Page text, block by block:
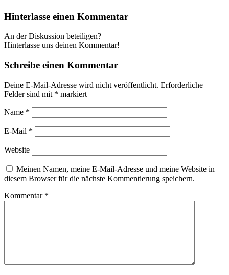
Hinterlasse einen Kommentar
An der Diskussion beteiligen?
Hinterlasse uns deinen Kommentar!
Schreibe einen Kommentar
Deine E-Mail-Adresse wird nicht veröffentlicht. Erforderliche
Felder sind mit * markiert
Name *
E-Mail *
Website
Meinen Namen, meine E-Mail-Adresse und meine Website in
diesem Browser für die nächste Kommentierung speichern.
Kommentar *